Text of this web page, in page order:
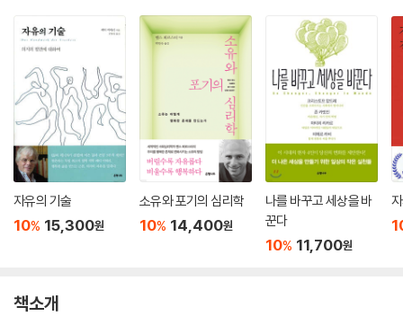
자유의 기술
10% 15,300원
소유와 포기의 심리학
10% 14,400원
나를 바꾸고 세상을 바
꾼다
10% 11,700원
책소개